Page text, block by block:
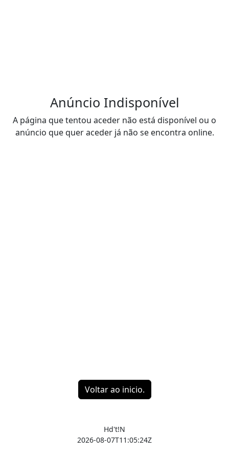
Anúncio Indisponível
A página que tentou aceder não está disponível ou o
anúncio que quer aceder já não se encontra online.
Voltar ao inicio.
Hd't!N
2026-08-07T11:05:24Z